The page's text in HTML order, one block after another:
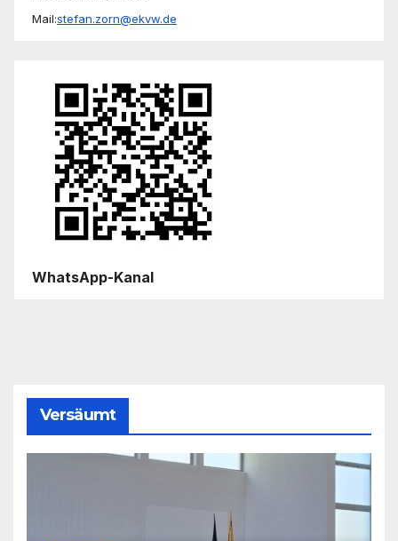
Mail:stefan.zorn@ekvw.de
WhatsApp-Kanal
Versäumt